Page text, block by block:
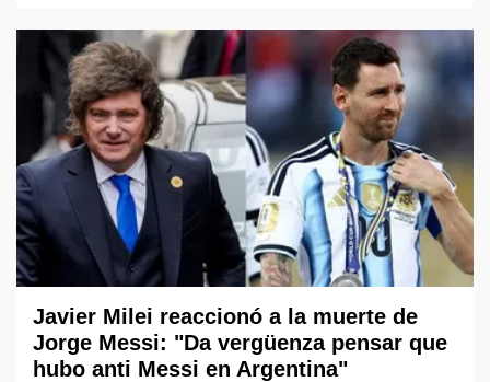
Javier Milei reaccionó a la muerte de
Jorge Messi: "Da vergüenza pensar que
hubo anti Messi en Argentina"